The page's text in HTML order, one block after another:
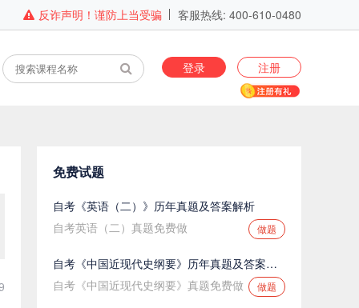
客服热线: 400-610-0480
反诈声明！谨防上当受骗
登录 注册
免费试题
自考《英语（二）》历年真题及答案解析
自考英语（二）真题免费做
做题
自考《中国近现代史纲要》历年真题及答案解析
自考《中国近现代史纲要》真题免费做
做题